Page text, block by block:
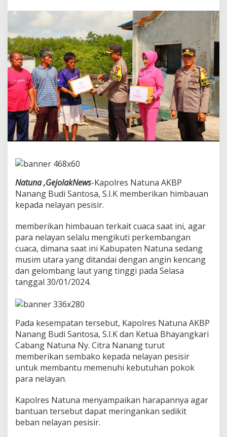
i
e
d
u
l
i
,
S
a
m
b
a
n
g
e
a
y
a
e
s
i
s
r
B
r
a
g
S
e
m
o
Natuna ,GejolakNews-Kapolres Natuna AKBP
Nanang Budi Santosa, S.I.K memberikan himbauan
kepada nelayan pesisir.
memberikan himbauan terkait cuaca saat ini, agar
para nelayan selalu mengikuti perkembangan
cuaca, dimana saat ini Kabupaten Natuna sedang
musim utara yang ditandai dengan angin kencang
dan gelombang laut yang tinggi pada Selasa
tanggal 30/01/2024.
Pada kesempatan tersebut, Kapolres Natuna AKBP
Nanang Budi Santosa, S.I.K dan Ketua Bhayangkari
Cabang Natuna Ny. Citra Nanang turut
memberikan sembako kepada nelayan pesisir
untuk membantu memenuhi kebutuhan pokok
para nelayan.
Kapolres Natuna menyampaikan harapannya agar
bantuan tersebut dapat meringankan sedikit
beban nelayan pesisir.